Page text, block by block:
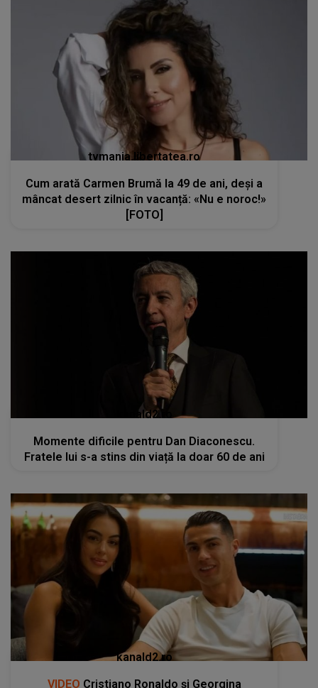
tvmania.libertatea.ro
Cum arată Carmen Brumă la 49 de ani, deși a
mâncat desert zilnic în vacanță: «Nu e noroc!»
[FOTO]
kanald2.ro
Momente dificile pentru Dan Diaconescu.
Fratele lui s-a stins din viață la doar 60 de ani
kanald2.ro
VIDEO Cristiano Ronaldo și Georgina